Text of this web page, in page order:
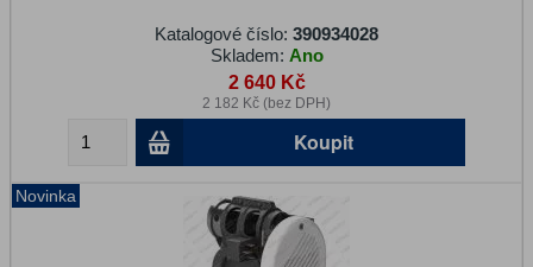
Katalogové číslo: 390934028
Skladem: Ano
2 640 Kč
2 182 Kč (bez DPH)
Koupit
Novinka